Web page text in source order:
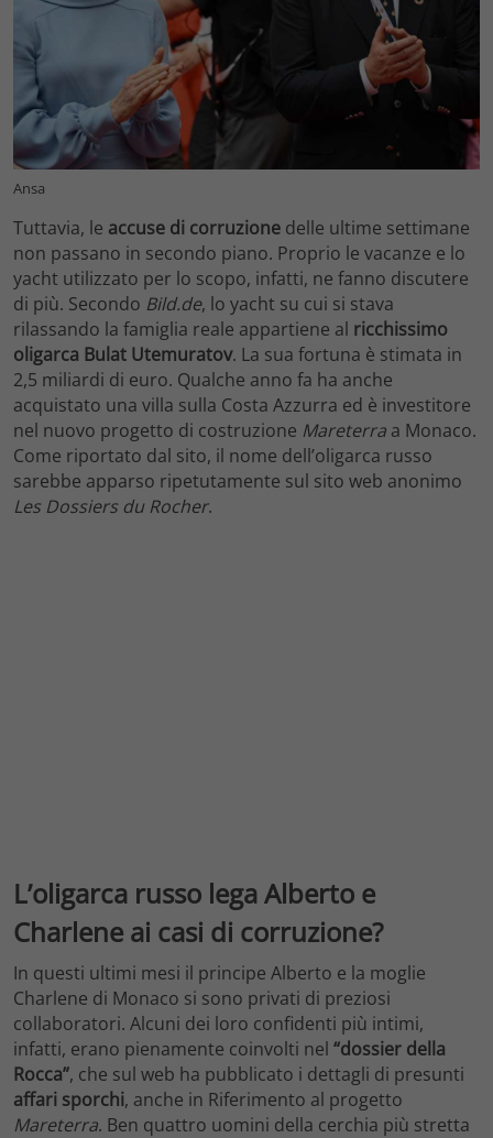
Ansa
Tuttavia, le accuse di corruzione delle ultime settimane
non passano in secondo piano. Proprio le vacanze e lo
yacht utilizzato per lo scopo, infatti, ne fanno discutere
di più. Secondo Bild.de, lo yacht su cui si stava
rilassando la famiglia reale appartiene al ricchissimo
oligarca Bulat Utemuratov. La sua fortuna è stimata in
2,5 miliardi di euro. Qualche anno fa ha anche
acquistato una villa sulla Costa Azzurra ed è investitore
nel nuovo progetto di costruzione Mareterra a Monaco.
Come riportato dal sito, il nome dell’oligarca russo
sarebbe apparso ripetutamente sul sito web anonimo
Les Dossiers du Rocher.
L’oligarca russo lega Alberto e
Charlene ai casi di corruzione?
In questi ultimi mesi il principe Alberto e la moglie
Charlene di Monaco si sono privati di preziosi
collaboratori. Alcuni dei loro confidenti più intimi,
infatti, erano pienamente coinvolti nel “dossier della
Rocca”, che sul web ha pubblicato i dettagli di presunti
affari sporchi, anche in Riferimento al progetto
Mareterra. Ben quattro uomini della cerchia più stretta